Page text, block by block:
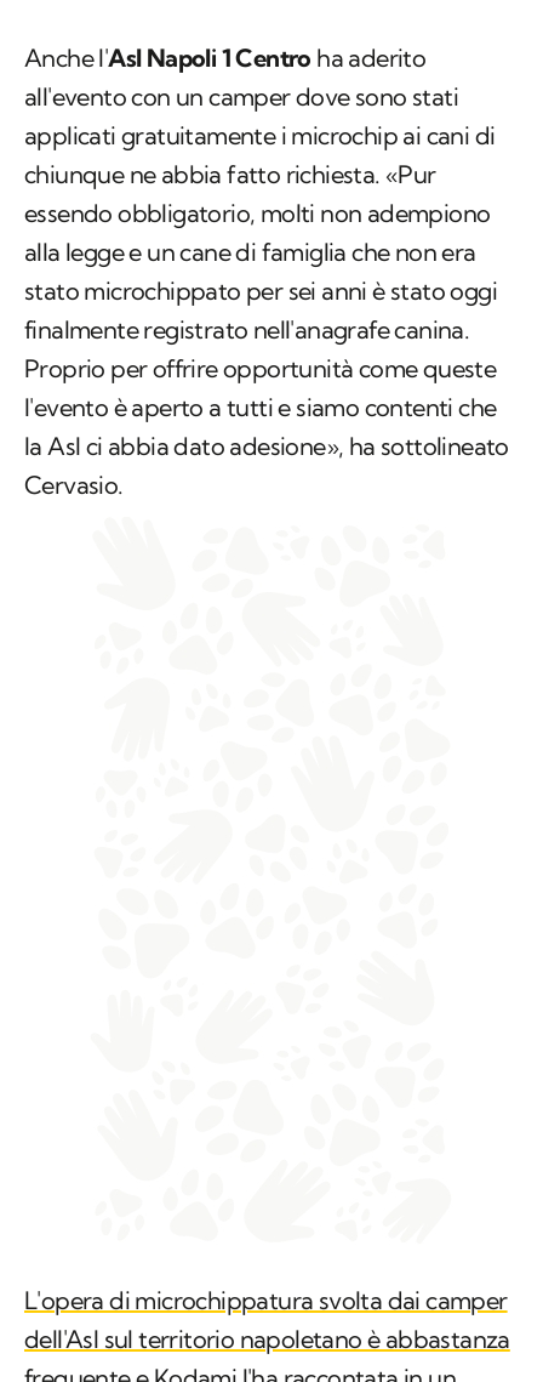
Anche l'Asl Napoli 1 Centro ha aderito
all'evento con un camper dove sono stati
applicati gratuitamente i microchip ai cani di
chiunque ne abbia fatto richiesta. «Pur
essendo obbligatorio, molti non adempiono
alla legge e un cane di famiglia che non era
stato microchippato per sei anni è stato oggi
finalmente registrato nell'anagrafe canina.
Proprio per offrire opportunità come queste
l'evento è aperto a tutti e siamo contenti che
la Asl ci abbia dato adesione», ha sottolineato
Cervasio.
L'opera di microchippatura svolta dai camper
dell'Asl sul territorio napoletano è abbastanza